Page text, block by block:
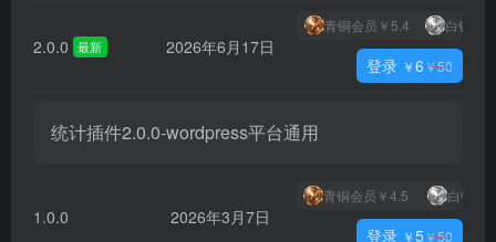
2.0.0 最新 2026年6月17日
青铜会员 ￥5.4 白银会
登录 ￥6￥50
统计插件2.0.0-wordpress平台通用
1.0.0 2026年3月7日
青铜会员 ￥4.5 白银会
登录 ￥5￥50